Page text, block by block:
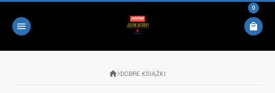
0
DOBRE KSIĄŻKI